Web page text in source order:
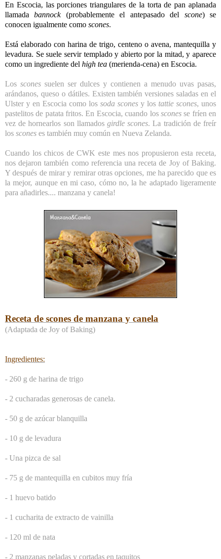
En Escocia, las porciones triangulares de la torta de pan aplanada
llamadabannock(probablemente el antepasado del scone) se
conocen igualmente como scones.
Está elaborado con harina de trigo, centeno o avena, mantequilla y
levadura. Se suele servir templado y abierto por la mitad, y aparece
como un ingrediente del high tea (merienda-cena) en Escocia.
Los scones suelen ser dulces y contienen a menudo uvas pasas,
arándanos, queso o dátiles. Existen también versiones saladas en el
Ulster y en Escocia como los soda scones y los tattie scones, unos
pastelitos de patata fritos. En Escocia, cuando los sconesse fríen en
vez de hornearlos son llamados girdle scones. La tradición de freír
los scones es también muy común en Nueva Zelanda.
Cuando los chicos de CWK este mes nos propusieron esta receta,
nos dejaron también como referencia una receta de Joy of Baking.
Y después de mirar y remirar otras opciones, me ha parecido que es
la mejor, aunque en mi caso, cómo no, la he adaptado ligeramente
para añadirles.... manzana y canela!
Receta de scones de manzana y canela
(Adaptada de Joy of Baking)
Ingredientes:
- 260 g de harina de trigo
- 2 cucharadas generosas de canela.
- 50 g de azúcar blanquilla
- 10 g de levadura
- Una pizca de sal
- 75 g de mantequilla en cubitos muy fría
- 1 huevo batido
- 1 cucharita de extracto de vainilla
- 120 ml de nata
- 2 manzanas peladas y cortadas en taquitos